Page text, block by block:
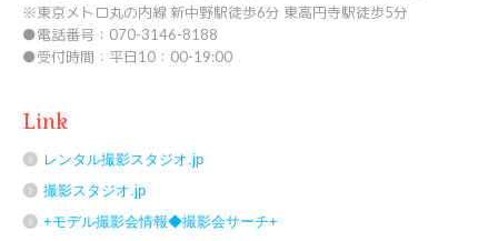
※東京メトロ丸の内線 新中野駅徒歩6分 東高円寺駅徒歩5分
●電話番号：070-3146-8188
●受付時間：平日10：00-19:00
Link
レンタル撮影スタジオ.jp
撮影スタジオ.jp
+モデル撮影会情報◆撮影会サーチ+